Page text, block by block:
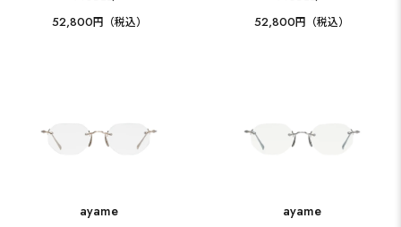
52,800円（税込）
52,800円（税込）
ayame ayame